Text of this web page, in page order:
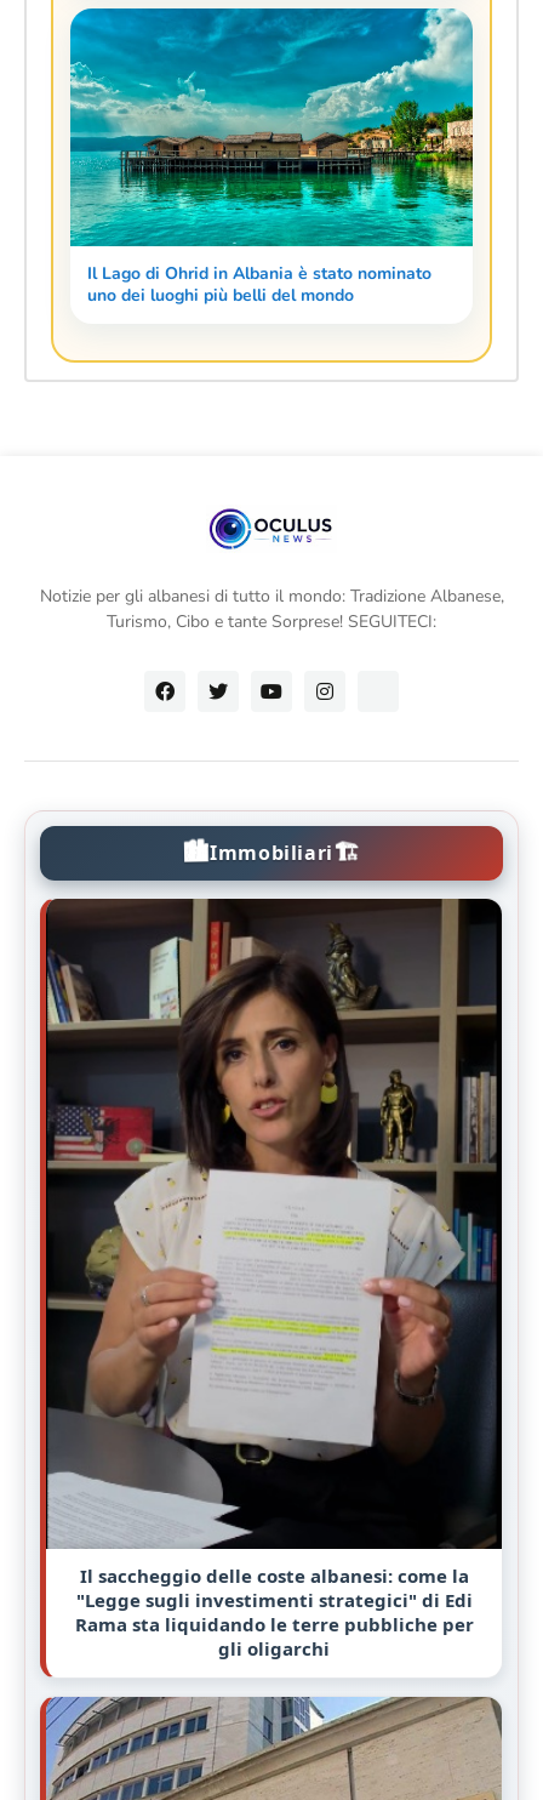
Il Lago di Ohrid in Albania è stato nominato
uno dei luoghi più belli del mondo
Notizie per gli albanesi di tutto il mondo: Tradizione Albanese,
Turismo, Cibo e tante Sorprese! SEGUITECI:
🏙️Immobiliari🏗️
Il saccheggio delle coste albanesi: come la
"Legge sugli investimenti strategici" di Edi
Rama sta liquidando le terre pubbliche per
gli oligarchi